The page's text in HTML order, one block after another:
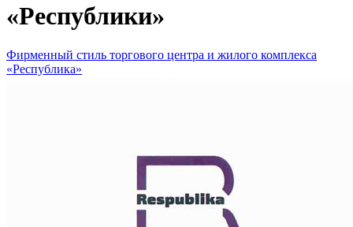
«Республики»
Фирменный стиль торгового центра и жилого комплекса
«Республика»